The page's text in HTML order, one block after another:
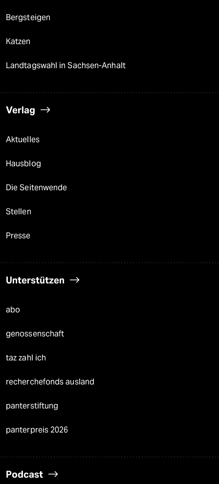
Bergsteigen
Katzen
Landtagswahl in Sachsen-Anhalt
Verlag
Aktuelles
Hausblog
Die Seitenwende
Stellen
Presse
Unterstützen
abo
genossenschaft
taz zahl ich
recherchefonds ausland
panterstiftung
panterpreis 2026
Podcast